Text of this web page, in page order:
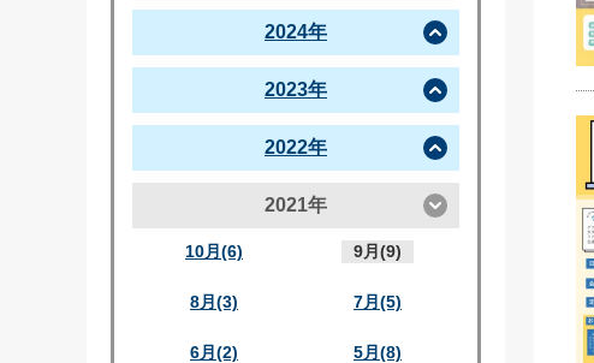
2024年
2023年
2022年
2021年
10月(6) 9月(9)
8月(3) 7月(5)
6月(2) 5月(8)